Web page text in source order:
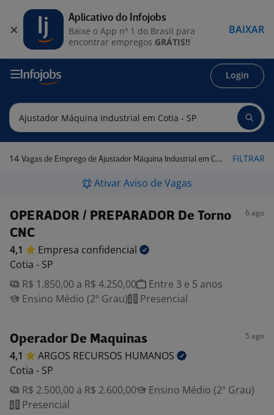
Login
14 Vagas de Emprego de Ajustador Máquina Industrial em Cotia - SP FILTRAR
Ativar Aviso de Vagas
OPERADOR / PREPARADOR De Torno
CNC
6 ago
4,1 Empresa confidencial
Cotia - SP
R$ 1.850,00 a R$ 4.250,00
Entre 3 e 5 anos
Ensino Médio (2º Grau)
Presencial
Operador De Maquinas 5 ago
4,1 ARGOS RECURSOS HUMANOS
Cotia - SP
R$ 2.500,00 a R$ 2.600,00
Ensino Médio (2º Grau)
Presencial
Aplicativo do Infojobs
Baixe o App nº 1 do Brasil para
encontrar empregos GRÁTIS!!
BAIXAR